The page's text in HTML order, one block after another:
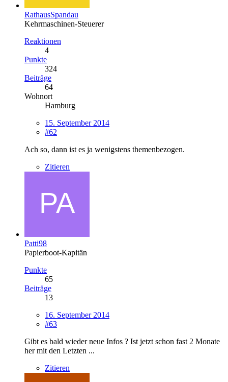
RathausSpandau
Kehrmaschinen-Steuerer
Reaktionen
4
Punkte
324
Beiträge
64
Wohnort
Hamburg
15. September 2014
#62
Ach so, dann ist es ja wenigstens themenbezogen.
Zitieren
Patti98
Papierboot-Kapitän
Punkte
65
Beiträge
13
16. September 2014
#63
Gibt es bald wieder neue Infos ? Ist jetzt schon fast 2 Monate
her mit den Letzten ...
Zitieren